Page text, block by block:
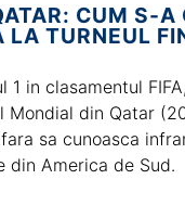
CUM S-A
LA TURNEUL
1 in clasamentul
Mondial din Qatar
sa cunoasca
din America de Sud.